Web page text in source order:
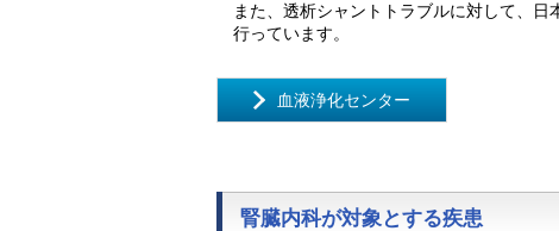
また、透析シャントトラブルに対して、
行っています。
血液浄化センター
腎臓内科が対象とする疾患